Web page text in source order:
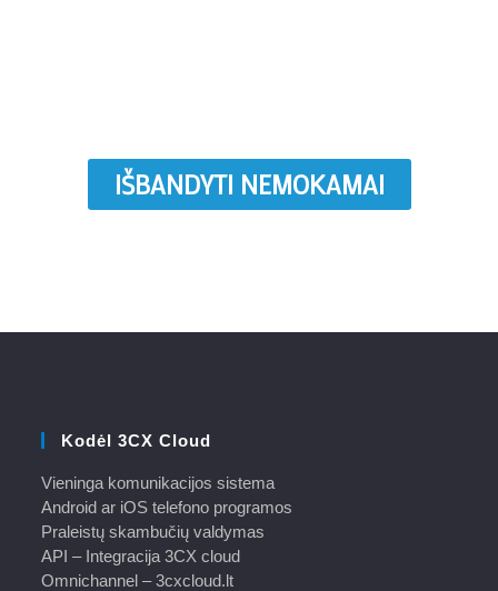
IŠBANDYTI NEMOKAMAI
Kodėl 3CX Cloud
Vieninga komunikacijos sistema
Android ar iOS telefono programos
Praleistų skambučių valdymas
API – Integracija 3CX cloud
Omnichannel – 3cxcloud.lt